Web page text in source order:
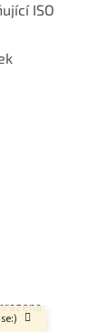
ISO